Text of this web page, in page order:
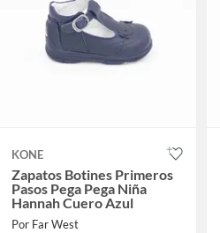
KONE
Zapatos Botines Primeros
Pasos Pega Pega Niña
Hannah Cuero Azul
Por Far West